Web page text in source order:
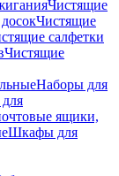
Чистящие
Чистящие
салфетки
Чистящие
Наборы для
ящики,
Шкафы для